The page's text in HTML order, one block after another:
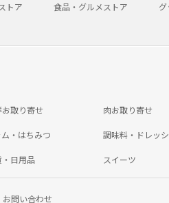
トア 食品・グルメストア
取り寄せ 肉お取り寄せ
ム・はちみつ 調味料・ドレッ
日用品 スイーツ
お問い合わせ